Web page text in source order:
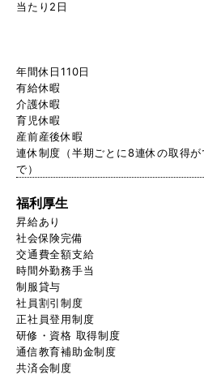
当たり2日
年間休日110日
有給休暇
介護休暇
育児休暇
産前産後休暇
連休制度（半期ごとに8連休の取得
で）
福利厚生
昇給あり
社会保険完備
交通費全額支給
時間外勤務手当
制服貸与
社員割引制度
正社員登用制度
研修・資格 取得制度
通信教育補助金制度
共済会制度